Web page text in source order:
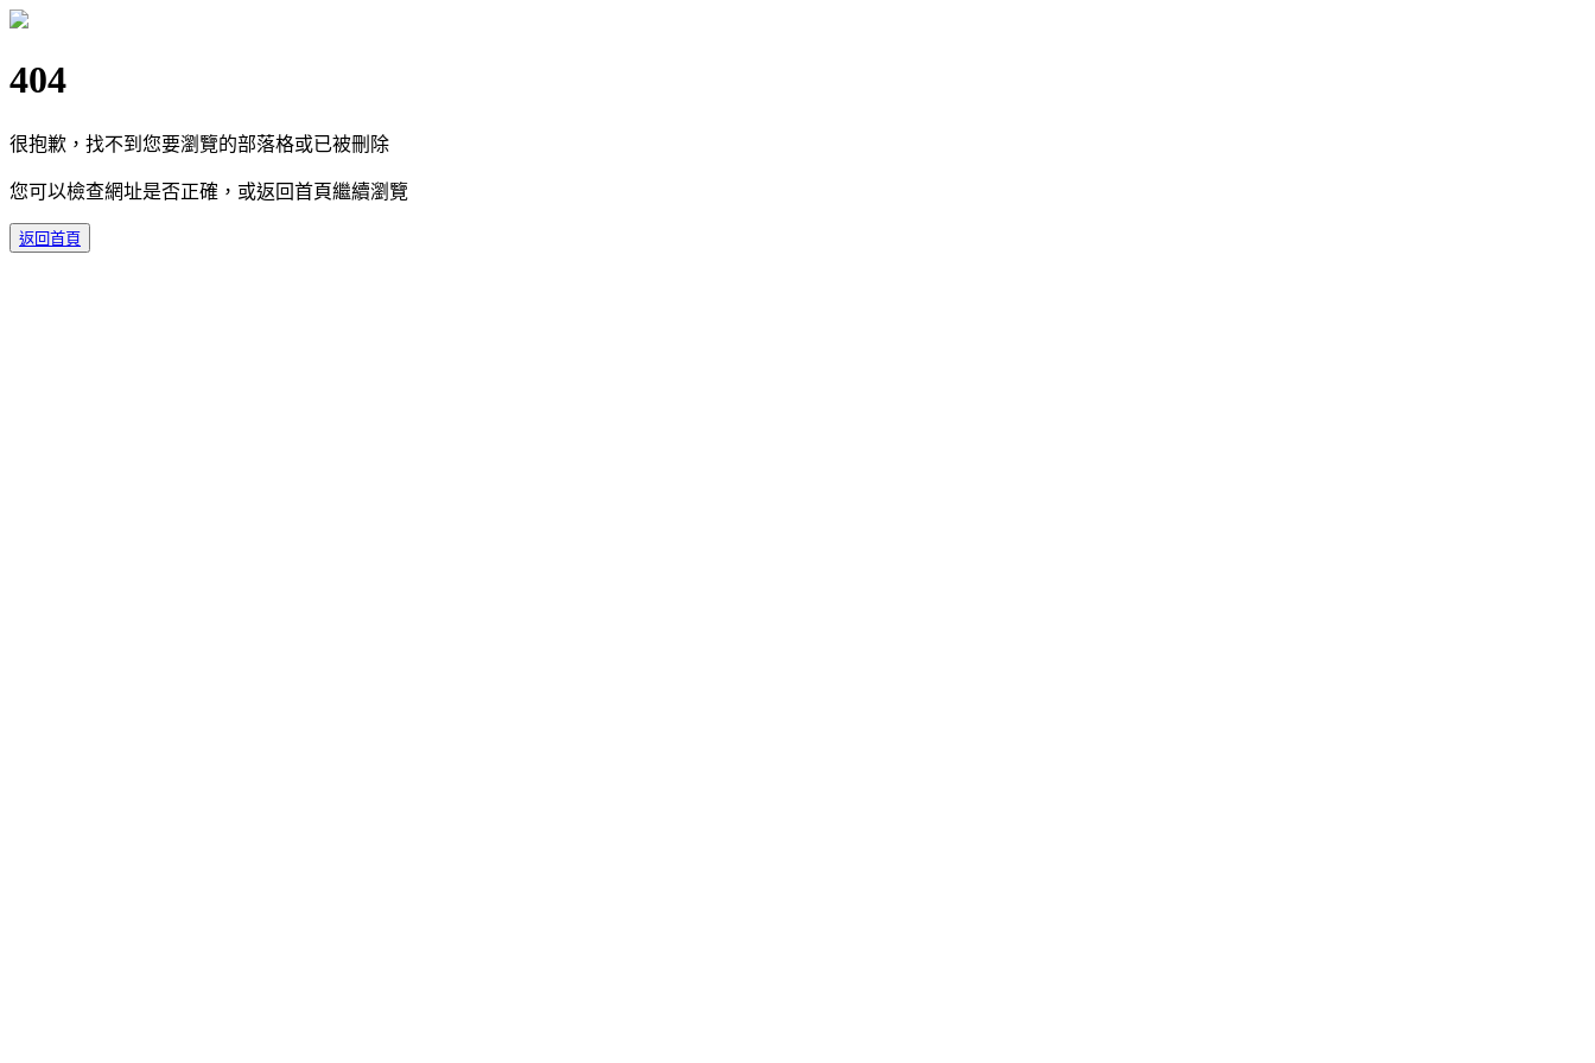
404
很抱歉，找不到您要瀏覽的部落格或已被刪除
您可以檢查網址是否正確，或返回首頁繼續瀏覽
返回首頁